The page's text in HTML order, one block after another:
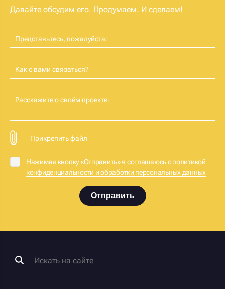
Давайте обсудим его. Продумаем. И сделаем!
Представьтесь, пожалуйста:
Как с вами связаться?
Расскажите о своём проекте:
Прикрепить файл
Нажимая кнопку «Отправить» я соглашаюсь сполитикой
конфиденциальности и обработки персональных данных
Отправить